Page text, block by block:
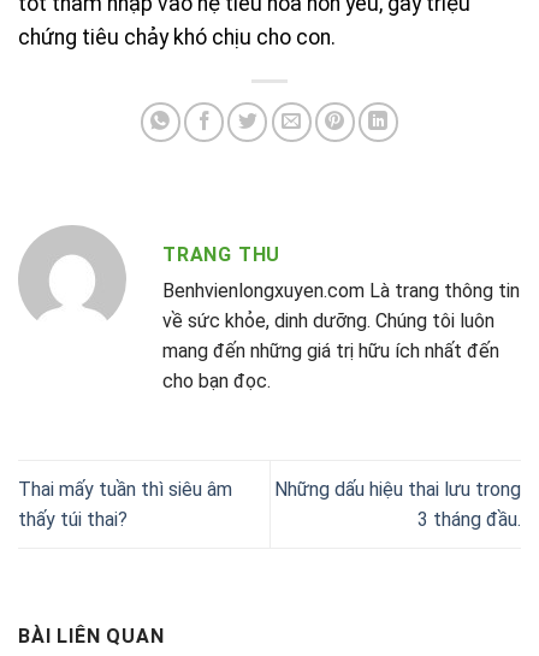
chứng tiêu chảy khó chịu cho con.
TRANG THU
Benhvienlongxuyen.com Là trang thông tin
về sức khỏe, dinh dưỡng. Chúng tôi luôn
mang đến những giá trị hữu ích nhất đến
cho bạn đọc.
Thai mấy tuần thì siêu âm
thấy túi thai?
Những dấu hiệu thai lưu trong
3 tháng đầu.
BÀI LIÊN QUAN